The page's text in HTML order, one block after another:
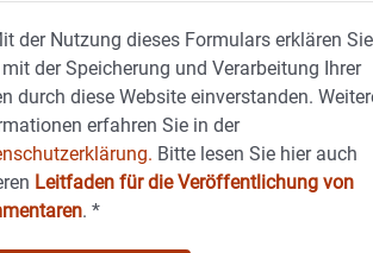
der Nutzung dieses Formulars erklären Sie
der Speicherung und Verarbeitung Ihrer
durch diese Website einverstanden.
erfahren Sie in der
Bitte lesen Sie hier auch
Leitfaden für die Veröffentlichung von
.*